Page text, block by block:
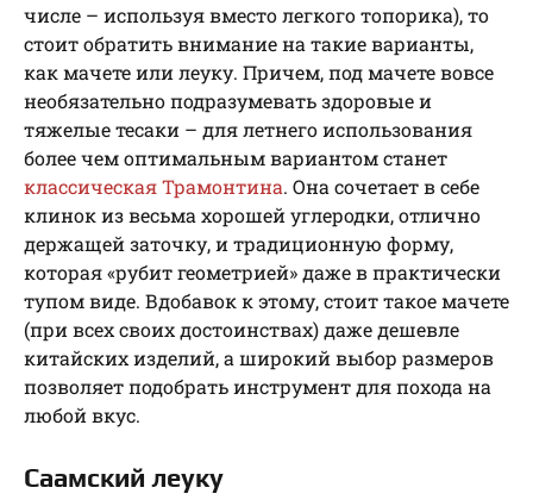
числе – используя вместо легкого топорика), то
стоит обратить внимание на такие варианты,
как мачете или леуку. Причем, под мачете вовсе
необязательно подразумевать здоровые и
тяжелые тесаки – для летнего использования
более чем оптимальным вариантом станет
классическая Трамонтина. Она сочетает в себе
клинок из весьма хорошей углеродки, отлично
держащей заточку, и традиционную форму,
которая «рубит геометрией» даже в практически
тупом виде. Вдобавок к этому, стоит такое мачете
(при всех своих достоинствах) даже дешевле
китайских изделий, а широкий выбор размеров
позволяет подобрать инструмент для похода на
любой вкус.
Саамский леуку